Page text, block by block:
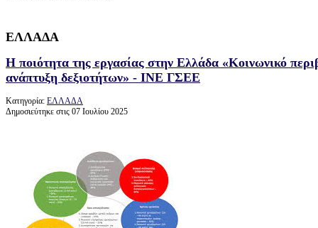
ΕΛΛΑΔΑ
Η ποιότητα της εργασίας στην Ελλάδα «Κοινωνικό
ανάπτυξη δεξιοτήτων» - ΙΝΕ ΓΣΕΕ
Κατηγορία: ΕΛΛΑΔΑ
Δημοσιεύτηκε στις 07 Ιουλίου 2025